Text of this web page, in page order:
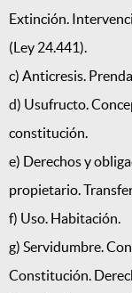
Extinción.
(Ley 24.441).
c) Anticresis.
d) Usufructo.
constitución.
e) Derechos y
propietario.
f) Uso. Habitación.
g) Servidumbre.
Constitución.